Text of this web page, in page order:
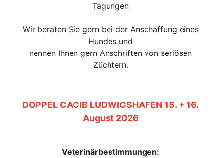
Tagungen
Wir beraten Sie gern bei der Anschaffung eines
Hundes und
nennen Ihnen gern Anschriften von seriösen
Züchtern.
DOPPEL CACIB LUDWIGSHAFEN 15. + 16.
August 2026
Veterinärbestimmungen: